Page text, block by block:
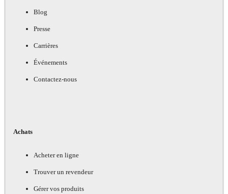
Blog
Presse
Carrières
Événements
Contactez-nous
Achats
Acheter en ligne
Trouver un revendeur
Gérer vos produits